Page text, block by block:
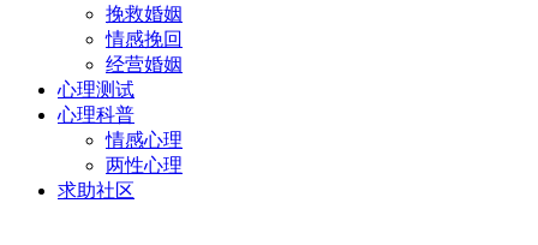
挽救婚姻
情感挽回
经营婚姻
心理测试
心理科普
情感心理
两性心理
求助社区